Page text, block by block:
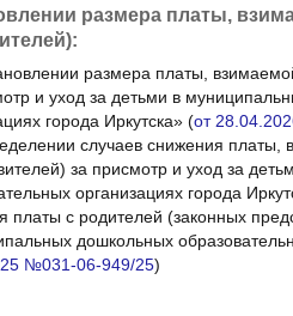
размера платы,
размера платы,
и уход за детьми в
города Иркутска»(от
случаев снижения платы,
за присмотр и уход за
организациях города
платы с родителей (законных
дошкольных
№031-06-949/25)